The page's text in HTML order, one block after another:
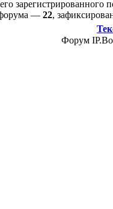
зарегистрированного
— 22,
Форум